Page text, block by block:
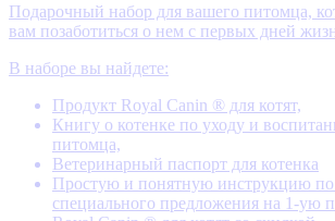
Подарочный набор для вашего питомца,
вам позаботиться о нем с первых дней
В наборе вы найдете:
Продукт Royal Canin ® для котят,
Книгу о котенке по уходу и
питомца,
Ветеринарный паспорт для котенка
Простую и понятную инструкцию
специального предложения на 1-ую